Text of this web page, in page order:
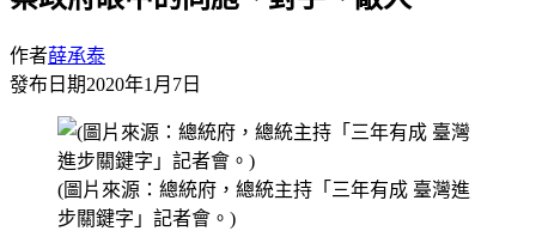
作者薛承泰
發布日期2020年1月7日
(圖片來源：總統府，總統主持「三年有成 臺灣進
步關鍵字」記者會。)